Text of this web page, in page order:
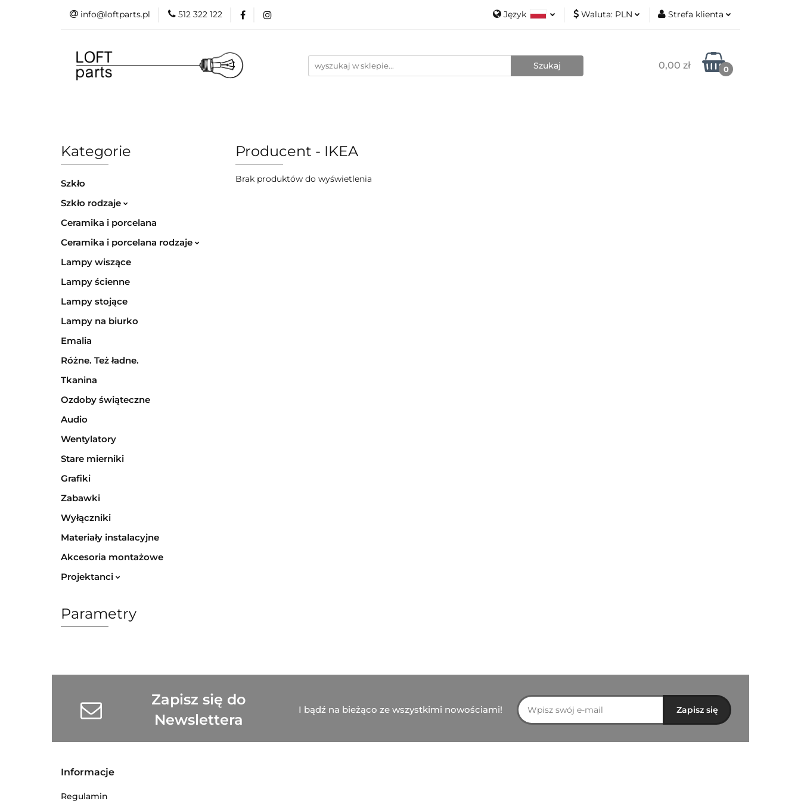
info@loftparts.pl 512 322 122 Język
English
Waluta: PLN Strefa klienta
Zarejestruj się
0,00 zł 0
Kategorie Producenci Ceramika Nowości
Katalogi Blog Kontakt O mnie
Kategorie
Szkło
Szkło rodzaje
Ceramika i porcelana
Ceramika i porcelana rodzaje
Lampy wiszące
Lampy ścienne
Lampy stojące
Lampy na biurko
Emalia
Różne. Też ładne.
Tkanina
Ozdoby świąteczne
Audio
Wentylatory
Stare mierniki
Grafiki
Zabawki
Wyłączniki
Materiały instalacyjne
Akcesoria montażowe
Projektanci
Parametry
Producent - IKEA
Brak produktów do wyświetlenia
Zapisz się do
Newslettera
I bądź na bieżąco ze wszystkimi nowościami!
Informacje
Regulamin